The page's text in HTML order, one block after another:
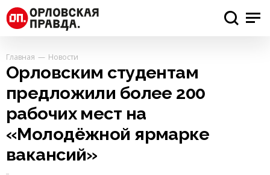
Главная Новости
Орловским студентам
предложили более 200
рабочих мест на
«Молодёжной ярмарке
вакансий»